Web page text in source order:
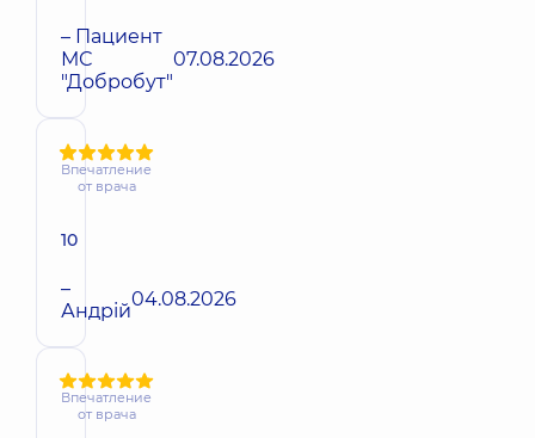
– Пациент
МС
"Добробут"
07.08.2026
Впечатление
от врача
10
–
Андрій04.08.2026
Впечатление
от врача